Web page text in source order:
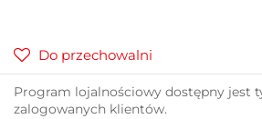
Do przechowalni
Program lojalnościowy dostępny jest
zalogowanych klientów.